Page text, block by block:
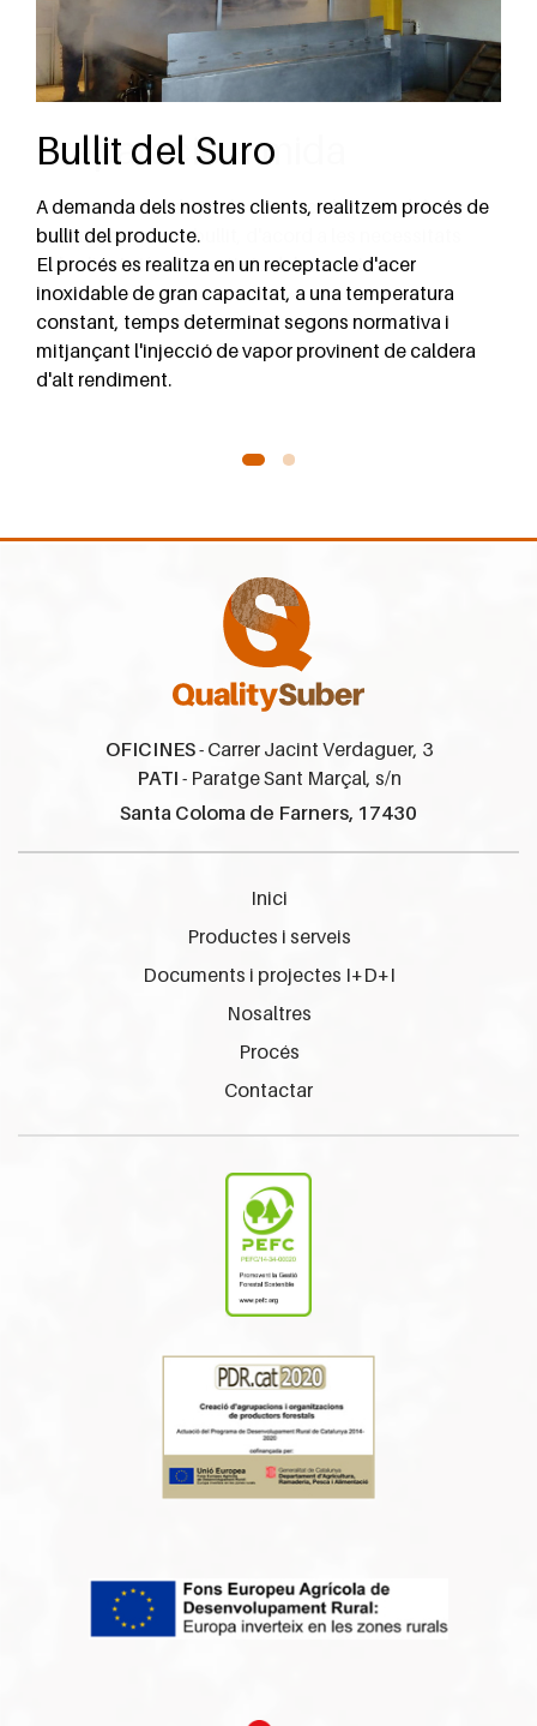
Bullit del Suro
A demanda dels nostres clients, realitzem procés de
bullit del producte.
El procés es realitza en un receptacle d'acer
inoxidable de gran capacitat, a una temperatura
constant, temps determinat segons normativa i
mitjançant l'injecció de vapor provinent de caldera
d'alt rendiment.
Preparació a mida
Preparació a mida per la comercialització del
producte en cru o bullit, d'acord a les necessitats
dels clients i/o necessitats del mercat.
OFICINES- Carrer Jacint Verdaguer, 3
PATI - Paratge Sant Marçal, s/n
Santa Coloma de Farners, 17430
Inici
Productes i serveis
Documents i projectes I+D+I
Nosaltres
Procés
Contactar